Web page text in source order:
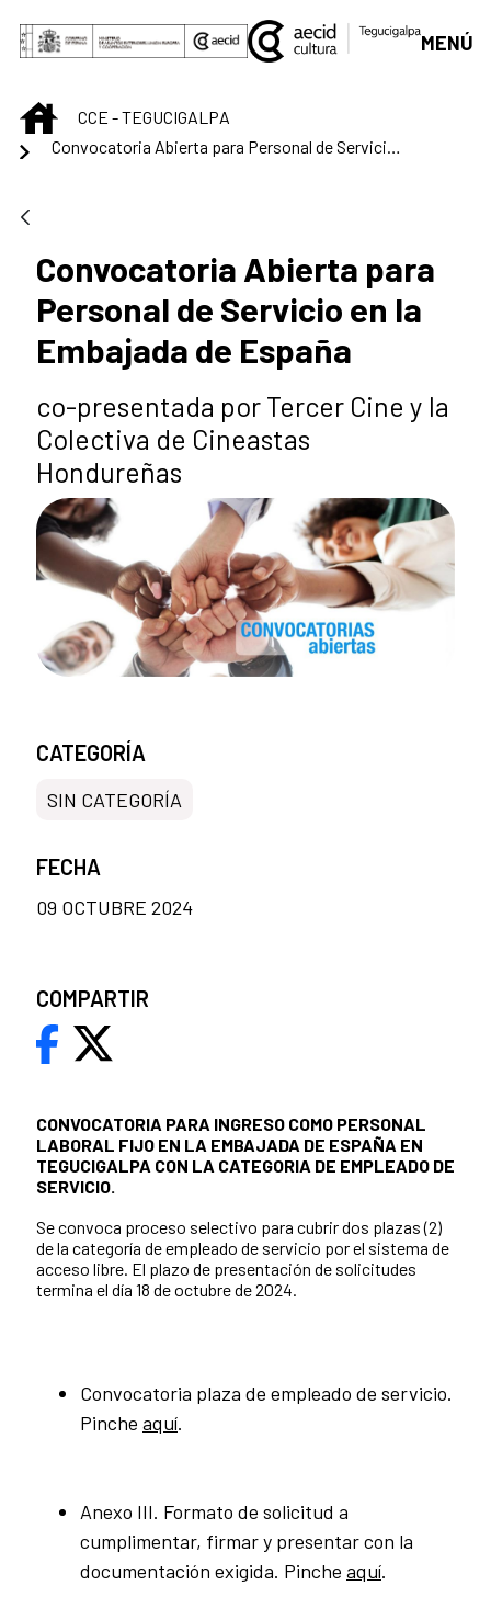
Saltar al contenido principal
MENÚ
INICIOCCE - TEGUCIGALPA
Convocatoria Abierta para Personal de Servicio en la Embajada de España
Convocatoria Abierta para
Personal de Servicio en la
Embajada de España
co-presentada por Tercer Cine y la
Colectiva de Cineastas
Hondureñas
CONVOCATORIA PARA INGRESO COMO PERSONAL
LABORAL FIJO EN LA EMBAJADA DE ESPAÑA EN
TEGUCIGALPA CON LA CATEGORIA DE EMPLEADO DE
SERVICIO.
Se convoca proceso selectivo para cubrir dos plazas (2)
de la categoría de empleado de servicio por el sistema de
acceso libre. El plazo de presentación de solicitudes
termina el día 18 de octubre de 2024.
Convocatoria plaza de empleado de servicio.
Pinche aquí.
Anexo III. Formato de solicitud a
cumplimentar, firmar y presentar con la
documentación exigida. Pinche aquí.
CATEGORÍA
SIN CATEGORÍA
FECHA
09 OCTUBRE 2024
COMPARTIR